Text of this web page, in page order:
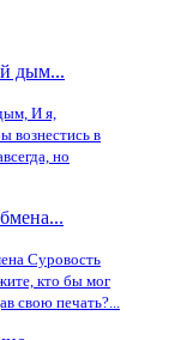
дым...
И я,
вознестись в
но
Суровость
кто бы мог
свою печать?...